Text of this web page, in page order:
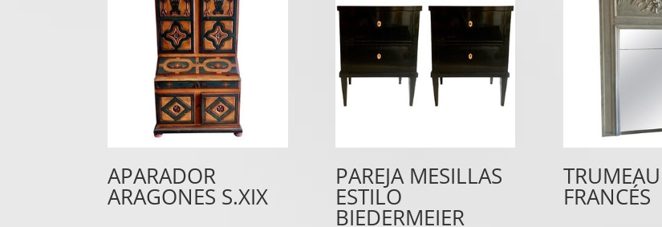
APARADOR
ARAGONES S.XIX
PAREJA MESILLAS
ESTILO
BIEDERMEIER
TRUMEAU
FRANCÉS